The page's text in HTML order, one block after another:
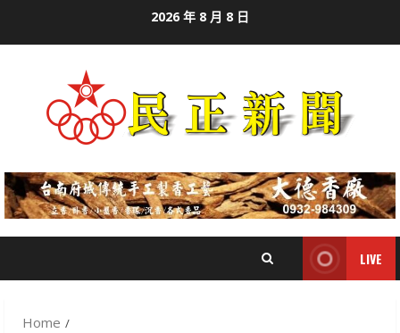
2026 年 8 月 8 日
LIVE
Home